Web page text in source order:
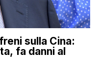
sulla Cina:
fa danni al